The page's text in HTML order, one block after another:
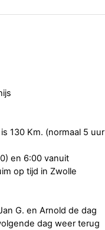
130 Km. (normaal 5 uur
en 6:00 vanuit
op tijd in Zwolle
G. en Arnold de dag
dag weer terug